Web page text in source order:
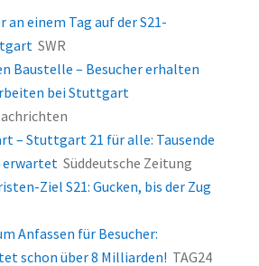
an einem Tag auf der S21-
SWR
Baustelle – Besucher erhalten
bei Stuttgart
– Stuttgart 21 für alle: Tausende
erwartet Süddeutsche Zeitung
Ziel S21: Gucken, bis der Zug
Anfassen für Besucher:
schon über 8 Milliarden! TAG24